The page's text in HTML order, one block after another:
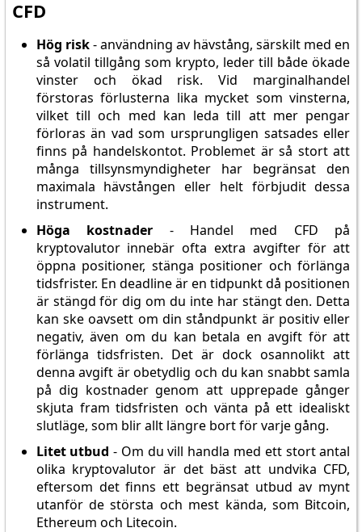
CFD
Hög risk- användning av hävstång, särskilt med en
så volatil tillgång som krypto, leder till både ökade
vinster och ökad risk. Vid marginalhandel
förstoras förlusterna lika mycket som vinsterna,
vilket till och med kan leda till att mer pengar
förloras än vad som ursprungligen satsades eller
finns på handelskontot. Problemet är så stort att
många tillsynsmyndigheter har begränsat den
maximala hävstången eller helt förbjudit dessa
instrument.
Höga kostnader - Handel med CFD på
kryptovalutor innebär ofta extra avgifter för att
öppna positioner, stänga positioner och förlänga
tidsfrister. En deadline är en tidpunkt då positionen
är stängd för dig om du inte har stängt den. Detta
kan ske oavsett om din ståndpunkt är positiv eller
negativ, även om du kan betala en avgift för att
förlänga tidsfristen. Det är dock osannolikt att
denna avgift är obetydlig och du kan snabbt samla
på dig kostnader genom att upprepade gånger
skjuta fram tidsfristen och vänta på ett idealiskt
slutläge, som blir allt längre bort för varje gång.
Litet utbud- Om du vill handla med ett stort antal
olika kryptovalutor är det bäst att undvika CFD,
eftersom det finns ett begränsat utbud av mynt
utanför de största och mest kända, som Bitcoin,
Ethereum och Litecoin.